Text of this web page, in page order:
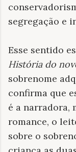
segregação e
Esse sentido
História do
sobrenome
confirma que
é a narradora,
romance, o
sobre o